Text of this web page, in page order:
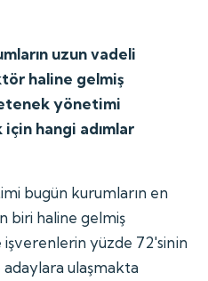
uzun vadeli
haline gelmiş
yönetimi
hangi adımlar
bugün kurumların en
biri haline gelmiş
yüzde 72'sinin
adaylara ulaşmakta